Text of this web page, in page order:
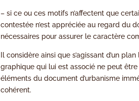
– si ce ou ces motifs n’affectent que
contestée n’est appréciée au regard du
nécessaires pour assurer le caractère
Il considère ainsi que s’agissant d’un
graphique qui lui est associé ne peut
éléments du document d’urbanisme
cohérent.